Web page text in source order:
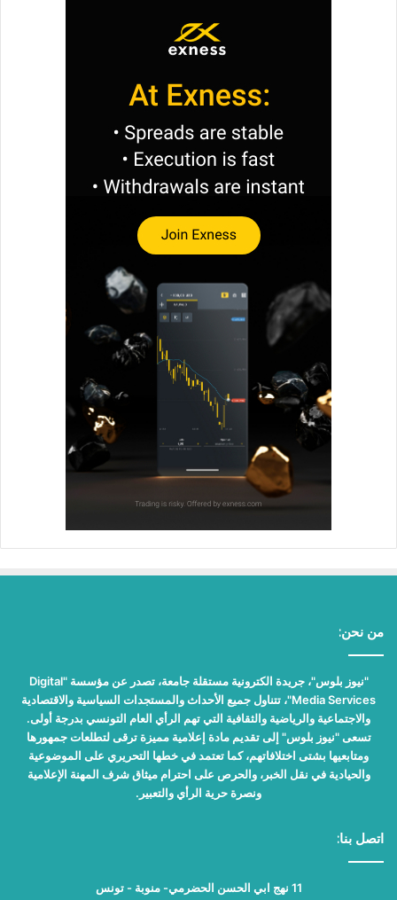
من نحن:
"نيوز بلوس"، جريدة الكترونية مستقلة جامعة، تصدر عن مؤسسة "Digital
Media Services"، تتناول جميع الأحداث والمستجدات السياسية والاقتصادية
والاجتماعية والرياضية والثقافية التي تهم الرأي العام التونسي بدرجة أولى.
تسعى "نيوز بلوس" إلى تقديم مادة إعلامية مميزة ترقى لتطلعات جمهورها
ومتابعيها بشتى اختلافاتهم، كما تعتمد في خطها التحريري على الموضوعية
والحيادية في نقل الخبر، والحرص على احترام ميثاق شرف المهنة الإعلامية
ونصرة حرية الرأي والتعبير.
اتصل بنا:
11 نهج ابي الحسن الحضرمي- منوبة - تونس